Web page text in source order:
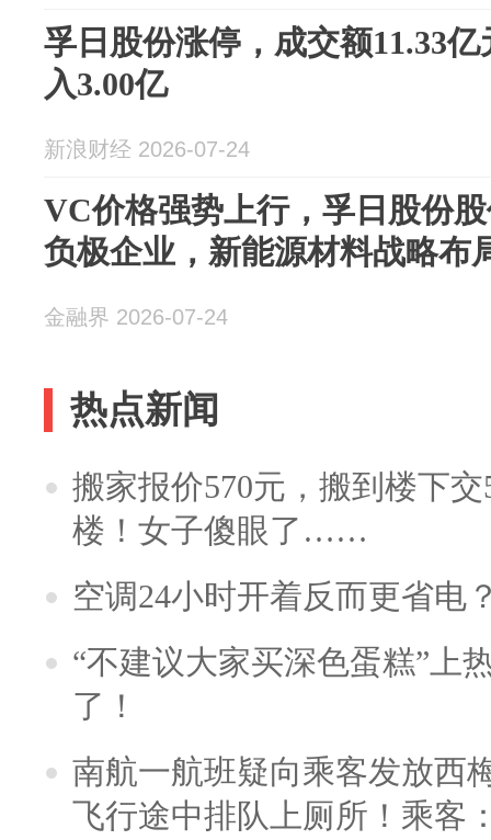
孚日股份涨停，成交额11.33
入3.00亿
新浪财经 2026-07-24
VC价格强势上行，孚日股份
负极企业，新能源材料战略布
金融界 2026-07-24
热点新闻
搬家报价570元，搬到楼下
楼！女子傻眼了……
空调24小时开着反而更省电
“不建议大家买深色蛋糕”上
了！
南航一航班疑向乘客发放西
飞行途中排队上厕所！乘客